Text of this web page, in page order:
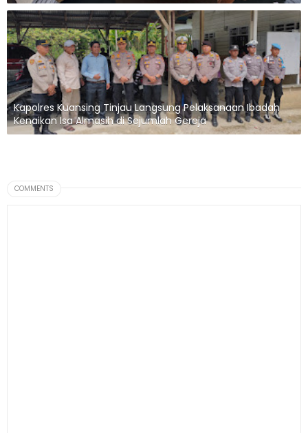
Kapolres Kuansing Tinjau Langsung Pelaksanaan Ibadah
Kenaikan Isa Almasih di Sejumlah Gereja
COMMENTS